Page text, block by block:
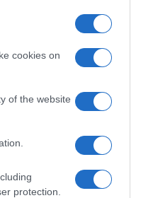
cookies on
of the website
protection.